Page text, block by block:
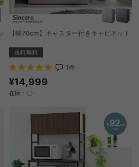
【幅70cm】キャスター付きキャビネット
送料無料
1件
¥14,999
在庫：〇